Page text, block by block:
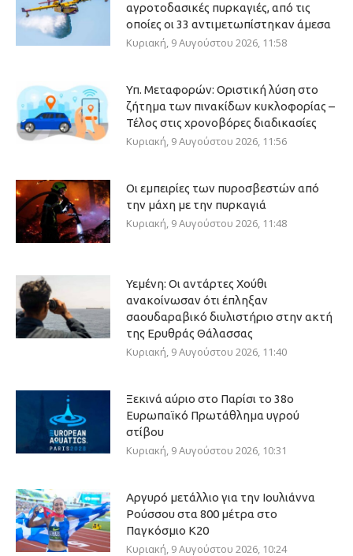
αγροτοδασικές πυρκαγιές, από τις
οποίες οι 33 αντιμετωπίστηκαν άμεσα
Κυριακή, 9 Αυγούστου 2026, 11:58
Υπ. Μεταφορών: Οριστική λύση στο
ζήτημα των πινακίδων κυκλοφορίας –
Τέλος στις χρονοβόρες διαδικασίες
Κυριακή, 9 Αυγούστου 2026, 11:56
Οι εμπειρίες των πυροσβεστών από
την μάχη με την πυρκαγιά
Κυριακή, 9 Αυγούστου 2026, 11:48
Υεμένη: Οι αντάρτες Χούθι
ανακοίνωσαν ότι έπληξαν
σαουδαραβικό διυλιστήριο στην ακτή
της Ερυθράς Θάλασσας
Κυριακή, 9 Αυγούστου 2026, 11:40
Ξεκινά αύριο στο Παρίσι το 38ο
Ευρωπαϊκό Πρωτάθλημα υγρού
στίβου
Κυριακή, 9 Αυγούστου 2026, 10:31
Αργυρό μετάλλιο για την Ιουλιάννα
Ρούσσου στα 800 μέτρα στο
Παγκόσμιο Κ20
Κυριακή, 9 Αυγούστου 2026, 10:24